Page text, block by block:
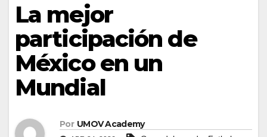
La mejor
participación de
México en un
Mundial
Por UMOV Academy